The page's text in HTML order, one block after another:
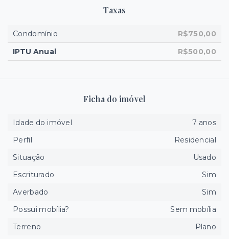
Taxas
Condomínio
R$750,00
IPTU Anual
R$500,00
Ficha do imóvel
Idade do imóvel
7 anos
Perfil
Residencial
Situação
Usado
Escriturado
Sim
Averbado
Sim
Possui mobília?
Sem mobília
Terreno
Plano